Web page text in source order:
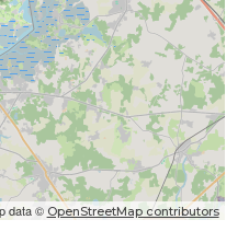
data © OpenStreetMap contributors